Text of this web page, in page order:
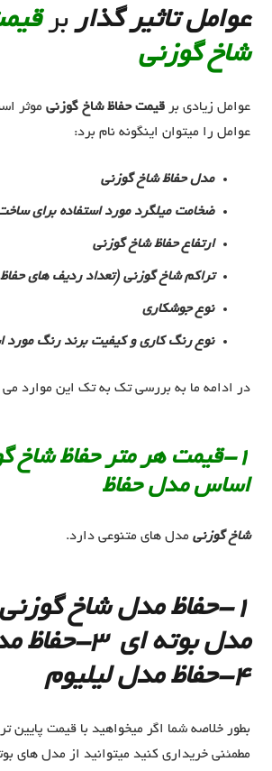
عوامل تاثیر گذاربر
شاخ گوزنی
عوامل زیادی بر قیمت حفاظ شاخ گوزنی موثر
عوامل را میتوان اینگونه نام برد:
مدل حفاظ شاخ گوزنی
ضخامت میلگرد مورد استفاده برای
ارتفاع حفاظ شاخ گوزنی
تراکم شاخ گوزنی (تعداد ردیف های
نوع جوشکاری
نوع رنگ کاری و کیفیت برند رنگ مورد
در ادامه ما به بررسی تک به تک این موارد می
1-قیمت هر متر حفاظ شاخ
اساس مدل حفاظ
شاخ گوزنی مدل های متنوعی دارد.
مدل بوته ای
4-حفاظ مدل لیلیوم
بطور خلاصه شما اگر میخواهید با قیمت پایین
مطمئنی خریداری کنید میتوانید از مدل های